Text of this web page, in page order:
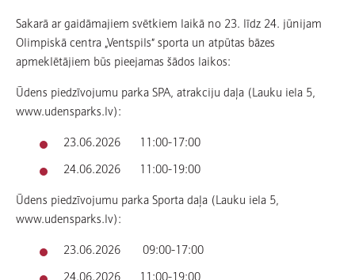
Sakarā ar gaidāmajiem svētkiem laikā no 23. līdz 24. jūnijam
Olimpiskā centra „Ventspils” sporta un atpūtas bāzes
apmeklētājiem būs pieejamas šādos laikos:
Ūdens piedzīvojumu parka SPA, atrakciju daļa (Lauku iela 5,
www.udensparks.lv):
23.06.2026 11:00-17:00
24.06.2026 11:00-19:00
Ūdens piedzīvojumu parka Sporta daļa (Lauku iela 5,
www.udensparks.lv):
23.06.2026 09:00-17:00
24.06.2026 11:00-19:00